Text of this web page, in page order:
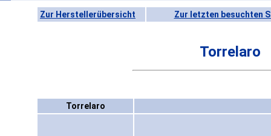
Zur Herstellerübersicht Zur letzten besuchten
Torrelaro
Torrelaro